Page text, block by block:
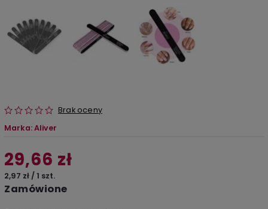
Brak oceny
Marka:Aliver
29,66 zł
2,97 zł / 1 szt.
Zamówione